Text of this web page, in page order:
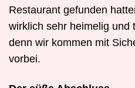
Restaurant gefunden
wirklich sehr heimelig und
denn wir kommen mit
vorbei.